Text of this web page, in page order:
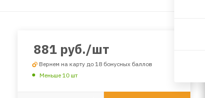
881 руб./шт
Вернем на карту до 18 бонусных баллов
Меньше 10 шт